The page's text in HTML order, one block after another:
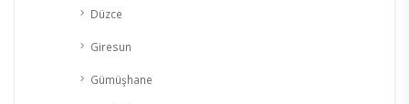
Düzce
Giresun
Gümüşhane